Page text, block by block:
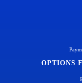
OPTIONS